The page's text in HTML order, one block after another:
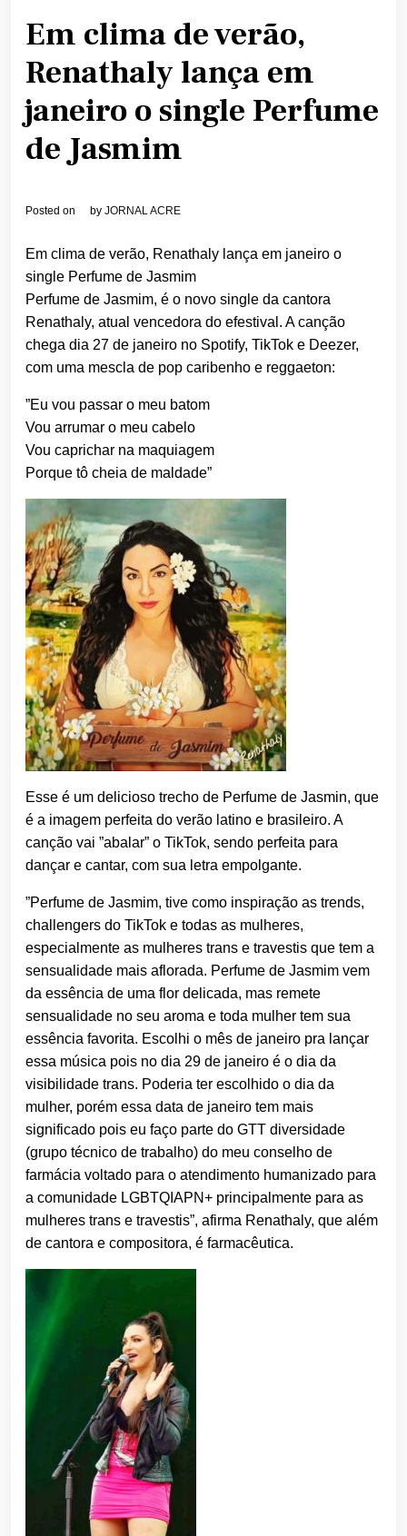
Em clima de verão,
Renathaly lança em
janeiro o single Perfume
de Jasmim
Posted on by JORNAL ACRE
Em clima de verão, Renathaly lança em janeiro o
single Perfume de Jasmim
Perfume de Jasmim, é o novo single da cantora
Renathaly, atual vencedora do efestival. A canção
chega dia 27 de janeiro no Spotify, TikTok e Deezer,
com uma mescla de pop caribenho e reggaeton:
”Eu vou passar o meu batom
Vou arrumar o meu cabelo
Vou caprichar na maquiagem
Porque tô cheia de maldade”
Esse é um delicioso trecho de Perfume de Jasmin, que
é a imagem perfeita do verão latino e brasileiro. A
canção vai ”abalar” o TikTok, sendo perfeita para
dançar e cantar, com sua letra empolgante.
”Perfume de Jasmim, tive como inspiração as trends,
challengers do TikTok e todas as mulheres,
especialmente as mulheres trans e travestis que tem a
sensualidade mais aflorada. Perfume de Jasmim vem
da essência de uma flor delicada, mas remete
sensualidade no seu aroma e toda mulher tem sua
essência favorita. Escolhi o mês de janeiro pra lançar
essa música pois no dia 29 de janeiro é o dia da
visibilidade trans. Poderia ter escolhido o dia da
mulher, porém essa data de janeiro tem mais
significado pois eu faço parte do GTT diversidade
(grupo técnico de trabalho) do meu conselho de
farmácia voltado para o atendimento humanizado para
a comunidade LGBTQIAPN+ principalmente para as
mulheres trans e travestis”, afirma Renathaly, que além
de cantora e compositora, é farmacêutica.